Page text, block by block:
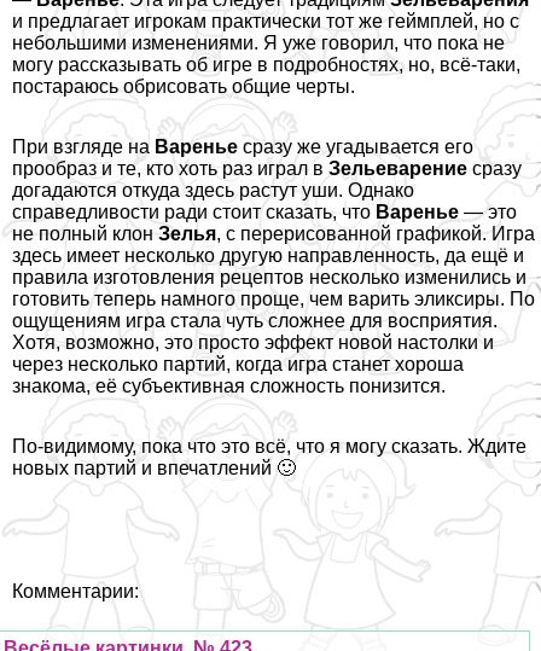
и предлагает игрокам пpaктически тот же гeймплей, но с
небольшими изменениями. Я уже говорил, что пока не
могу рассказывать об игре в подробностях, но, всё-таки,
постараюсь обрисовать общие черты.
При взгляде на Варенье сразу же угадывается его
прообраз и те, кто хоть раз играл в Зельеварение сразу
догадаются откуда здесь растут уши. Однако
справедливости ради стоит сказать, что Варенье — это
не полный клон Зелья, с перерисованной графикой. Игра
здесь имеет несколько другую направленность, да ещё и
правила изготовления рецептов несколько изменились и
готовить теперь намного проще, чем варить эликсиры. По
ощущениям игра стала чуть сложнее для восприятия.
Хотя, возможно, это просто эффект новой настолки и
через несколько партий, когда игра станет хороша
знакома, её субъективная сложность понизится.
По-видимому, пока что это всё, что я могу сказать. Ждите
новых партий и впечатлений 🙂
Комментарии: